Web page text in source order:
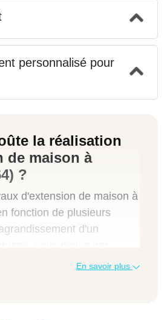
personnalisé pour
la réalisation
de maison à
?
d'extension de maison à
fonction de plusieurs
d'un
en compte pour connaître
En savoir plus